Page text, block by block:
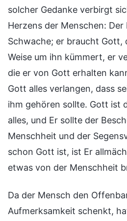
solcher Gedanke verbirgt
Herzens der Menschen:
Schwache; er braucht Gott,
Weise um ihn kümmert, er
die er von Gott erhalten
Gott alles verlangen, dass
ihm gehören sollte. Gott ist
alles, und Er sollte der
Menschheit und der
schon Gott ist, ist Er
etwas von der Menschheit
Da der Mensch den
Aufmerksamkeit schenkt,